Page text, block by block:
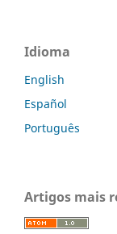
Idioma
English
Español
Português
Artigos mais